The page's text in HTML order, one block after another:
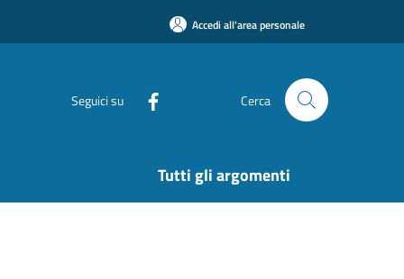
Accedi all'area personale
Seguici su Cerca
Tutti gli argomenti